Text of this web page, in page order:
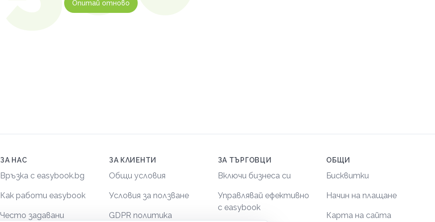
Опитай отново
ЗА НАС
Връзка с easybook.bg
Как работи easybook
Често задавани
ЗА КЛИЕНТИ
Общи условия
Условия за ползване
GDPR политика
ЗА ТЪРГОВЦИ
Включи бизнеса си
Управлявай ефективно
с easybook
ОБЩИ
Бисквитки
Начин на плащане
Карта на сайта